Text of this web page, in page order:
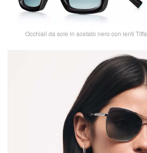
Occhiali da sole in acetato nero con lenti